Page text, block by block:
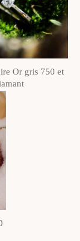
Or gris 750 et